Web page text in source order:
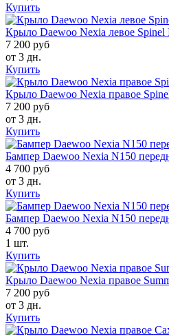
Купить
Крыло Daewoo Nexia левое Spinel
7 200 руб
от 3 дн.
Купить
Крыло Daewoo Nexia правое
7 200 руб
от 3 дн.
Купить
Бампер Daewoo Nexia N150
4 700 руб
от 3 дн.
Купить
Бампер Daewoo Nexia N150
4 700 руб
1 шт.
Купить
Крыло Daewoo Nexia правое
7 200 руб
от 3 дн.
Купить